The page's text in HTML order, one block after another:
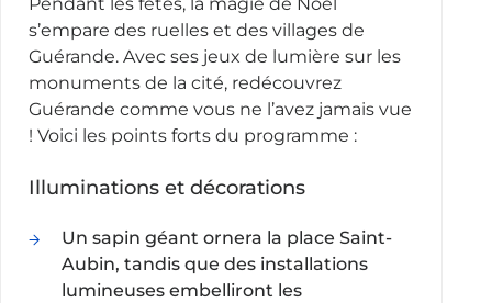
s’empare des ruelles et des villages de
Guérande. Avec ses jeux de lumière sur les
monuments de la cité, redécouvrez
Guérande comme vous ne l’avez jamais vue
! Voici les points forts du programme :
Illuminations et décorations
Un sapin géant ornera la place Saint-
Aubin, tandis que des installations
lumineuses embelliront les